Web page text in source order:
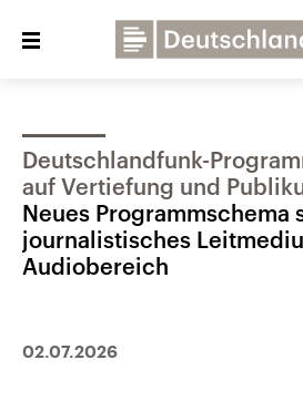
Close
Deutschlandfunk
Über uns Programme
Dialog und Kontakt
Deutschlandfunk-
auf Vertiefung und
Neues Programmschema
journalistisches
Audiobereich
02.07.2026